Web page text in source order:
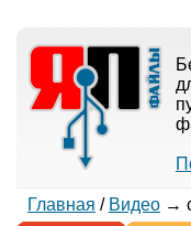
Главная / Видео→